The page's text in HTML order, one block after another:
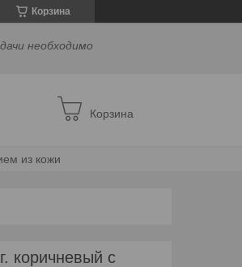
Корзина
необходимо
Корзина
из кожи
коричневый с